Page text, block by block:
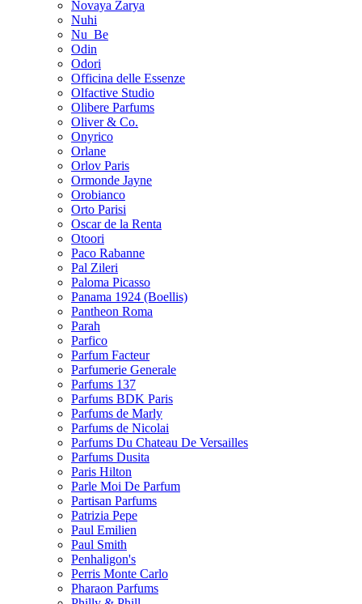
Novaya Zarya
Nuhi
Nu_Be
Odin
Odori
Officina delle Essenze
Olfactive Studio
Olibere Parfums
Oliver & Co.
Onyrico
Orlane
Orlov Paris
Ormonde Jayne
Orobianco
Orto Parisi
Oscar de la Renta
Otoori
Paco Rabanne
Pal Zileri
Paloma Picasso
Panama 1924 (Boellis)
Pantheon Roma
Parah
Parfico
Parfum Facteur
Parfumerie Generale
Parfums 137
Parfums BDK Paris
Parfums de Marly
Parfums de Nicolai
Parfums Du Chateau De Versailles
Parfums Dusita
Paris Hilton
Parle Moi De Parfum
Partisan Parfums
Patrizia Pepe
Paul Emilien
Paul Smith
Penhaligon's
Perris Monte Carlo
Pharaon Parfums